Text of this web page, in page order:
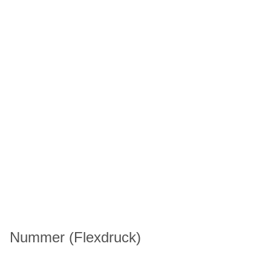
Nummer (Flexdruck)